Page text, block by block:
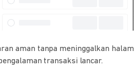
aman tanpa meninggalkan
transaksi lancar.